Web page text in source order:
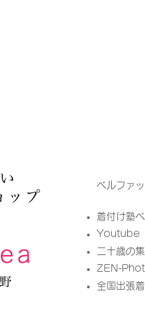
ベルファ
着付け塾
Youtube「
二十歳の
ZEN-
全国出張